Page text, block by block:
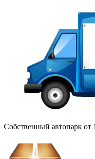
Собственный автопарк от